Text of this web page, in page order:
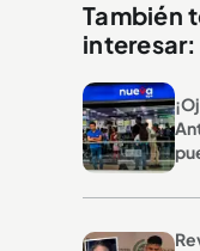
También
interesar: